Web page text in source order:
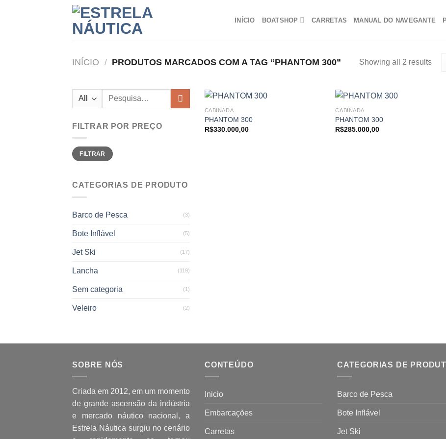
INÍCIO BOATSHOP CARRETAS MANUAL DO NAVEGANTE
INÍCIO / PRODUTOS MARCADOS COM A TAG “PHANTOM 300” Showing all 2 results
Pesquisar
FILTRAR POR PREÇO
Preço
mínimo
Preço
máximo
FILTRAR
CATEGORIAS DE PRODUTO
Barco de Pesca (3)
Bote Inflável (5)
Jet Ski (17)
Lancha (119)
Sem categoria (1)
Veleiro (2)
CABINADA
PHANTOM 300
R$330.000,00
CABINADA
PHANTOM 300
R$285.000,00
SOBRE NÓS
Criada em 2012, em um momento
de grande ascensão da indústria
e mercado náutico nacional, a
Estrela Náutica surgiu no cenário
CONTEÚDO
Inicio
Embarcações
Carretas
CATEGORIAS DE
Barco de Pesca
Bote Inflável
Jet Ski